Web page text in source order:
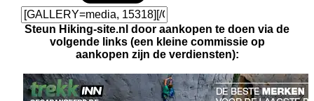
Steun Hiking-site.nl door aankopen te doen via de
volgende links (een kleine commissie op
aankopen zijn de verdiensten):